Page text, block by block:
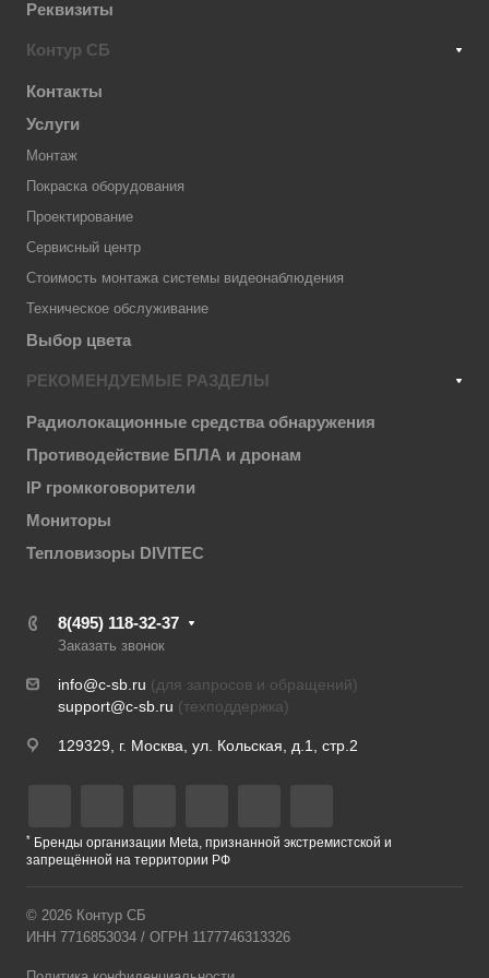
Реквизиты
Контур СБ
Контакты
Услуги
Монтаж
Покраска оборудования
Проектирование
Сервисный центр
Стоимость монтажа системы видеонаблюдения
Техническое обслуживание
Выбор цвета
РЕКОМЕНДУЕМЫЕ РАЗДЕЛЫ
Радиолокационные средства обнаружения
Противодействие БПЛА и дронам
IP громкоговорители
Мониторы
Тепловизоры DIVITEC
8(495) 118-32-37
Заказать звонок
info@c-sb.ru (для запросов и обращений)
support@c-sb.ru (техподдержка)
129329, г. Москва, ул. Кольская, д.1, стр.2
* Бренды организации Meta, признанной экстремистской и
запрещённой на территории РФ
© 2026 Контур СБ
ИНН 7716853034 / ОГРН 1177746313326